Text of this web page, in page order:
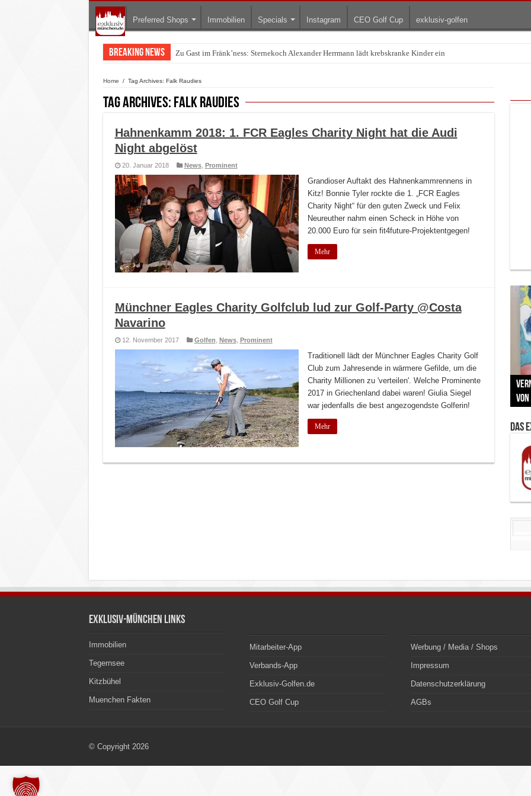
Preferred Shops Immobilien Specials Instagram CEO Golf Cup exklusiv-golfen
Breaking News Zu Gast im Fränk’ness: Sternekoch Alexander Herrmann lädt krebskranke Kinder ein
Warum München gerade zum Treffpunkt der Lingerie-Branche wurde
Home / Tag Archives: Falk Raudies
Tag Archives: Falk Raudies
Hahnenkamm 2018: 1. FCR Eagles Charity Night hat die Audi
Night abgelöst
20. Januar 2018 News, Prominent
Grandioser Auftakt des Hahnenkammrennens in
Kitz! Bonnie Tyler rockte die 1. „FCR Eagles
Charity Night“ für den guten Zweck und Felix
Neureuther nahm einen Scheck in Höhe von
20.000 Euro für sein fit4future-Projektentgegen!
Mehr
Münchner Eagles Charity Golfclub lud zur Golf-Party @Costa
Navarino
12. November 2017 Golfen News, Prominent
Traditionell lädt der Münchner Eagles Charity Golf
Club zum Jahresende in wärmere Gefilde, um die
Charity Millionen zu 'verteilen'. Welche Prominente
2017 in Griechenland dabei waren! Giulia Siegel
war jedenfalls die best angezogendste Golferin!
Mehr
Zu
Das
Exklusiv-München Links
Immobilien
Tegernsee
Kitzbühel
Muenchen Fakten
Mitarbeiter-App
Verbands-App
Exklusiv-Golfen.de
CEO Golf Cup
Werbung / Media / Shops
Impressum
Datenschutzerklärung
AGBs
© Copyright 2026